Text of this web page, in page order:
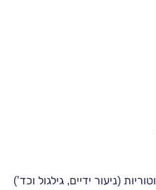
(ניעור ידיים, גילגול וכד’)